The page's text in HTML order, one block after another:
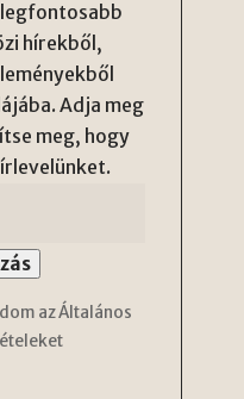
hírekből,
Adja meg
meg, hogy
az Általános